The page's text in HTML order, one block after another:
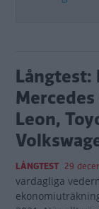
Långtest:
Mercedes
Leon,
LÅNGTEST 29
vardagliga